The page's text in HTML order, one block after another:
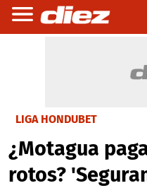
LIGA HONDUBET
¿Motagua
rotos?